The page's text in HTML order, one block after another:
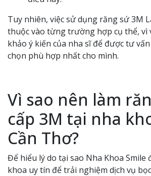
Tuy nhiên, việc sử dụng răng sứ 3M
thuộc vào từng trường hợp cụ thể, vì
khảo ý kiến của nha sĩ để được tư
chọn phù hợp nhất cho mình.
Vì sao nên làm
cấp 3M tại nha
Cần Thơ?
Để hiểu lý do tại sao Nha Khoa Smile
khoa uy tín để trải nghiệm dịch vụ